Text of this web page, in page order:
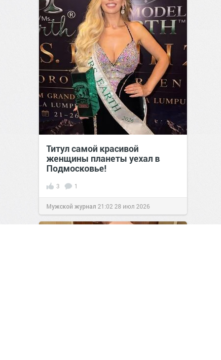
Титул самой красивой
женщины планеты уехал в
Подмосковье!
3 1
Мужской журнал 21:02 28 июл 2026